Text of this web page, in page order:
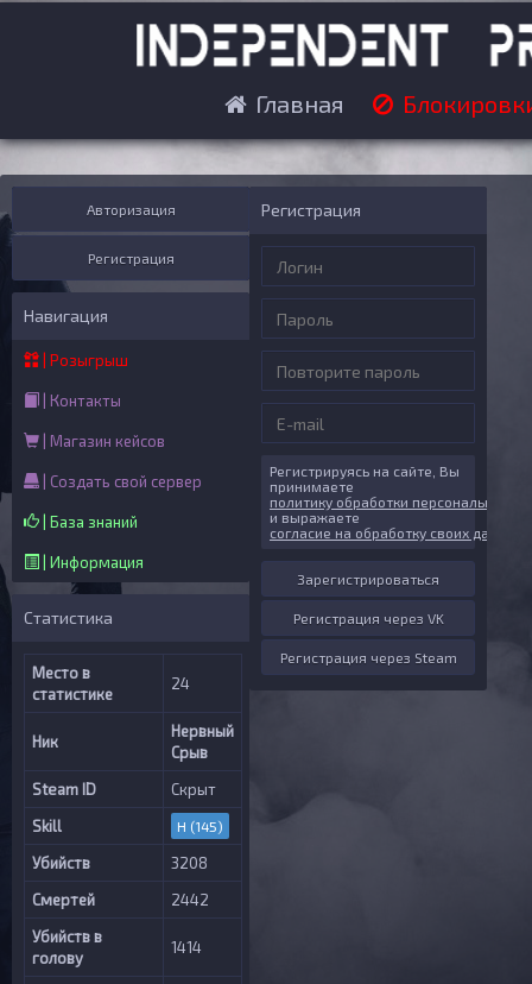
Главная
Авторизация
Регистрация
Навигация
| Розыгрыш
| Контакты
| Магазин кейсов
| Создать свой сервер
| База знаний
| Информация
Статистика
Место в
статистике
24
Ник
Нервный
Срыв
Steam ID
Скрыт
Skill
H (145)
Убийств
3208
Смертей
2442
Убийств в
голову
1414
Регистрация
Регистрируясь на сайте, Вы
принимаете
политику обработки персональных
и выражаете
согласие на обработку своих данных
Зарегистрироваться
Регистрация через VK
Регистрация через Steam